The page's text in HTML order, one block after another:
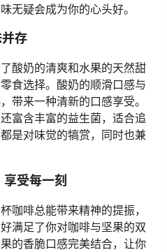
无疑会成为你的心头好。
存
酸奶的清爽和水果的天然甜
食选择。酸奶的顺滑口感与
带来一种清新的口感享受。
富含丰富的益生菌，适合追
是对味觉的犒赏，同时也兼
受每一刻
咖啡总能带来精神的提振，
满足了你对咖啡与坚果的双
的香脆口感完美结合，让你